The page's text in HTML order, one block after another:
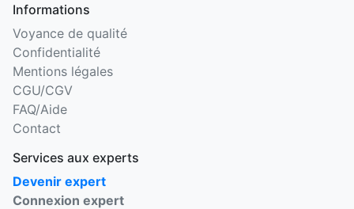
Informations
Voyance de qualité
Confidentialité
Mentions légales
CGU/CGV
FAQ/Aide
Contact
Services aux experts
Devenir expert
Connexion expert